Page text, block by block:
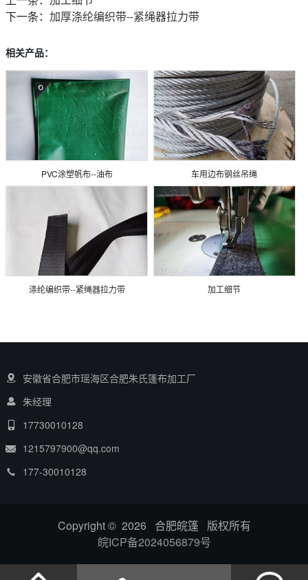
下一条： 加厚涤纶编织带--紧绳器拉力带
相关产品：
PVC涂塑帆布--油布 车用边布钢丝吊绳
涤纶编织带--紧绳器拉力带 加工细节
安徽省合肥市瑶海区合肥朱氏篷布加工厂
朱经理
17730010128
1215797900@qq.com
177-30010128
Copyright © 2026 合肥皖篷 版权所有
皖ICP备2024056879号